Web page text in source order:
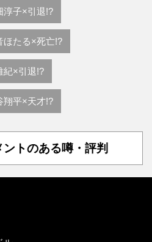
淳子×引退!?
ほたる×死亡!?
紀×引退!?
翔平×天才!?
トのある噂・評判